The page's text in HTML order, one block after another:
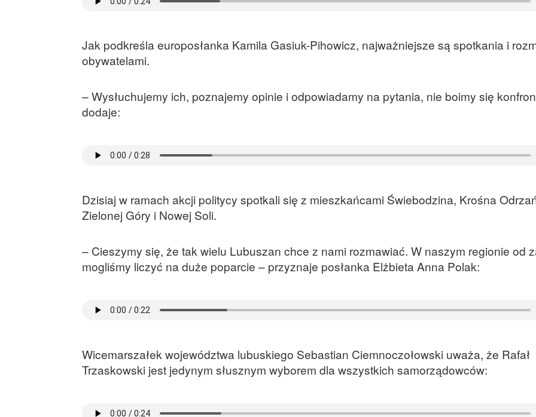
Jak podkreśla europosłanka Kamila Gasiuk-Pihowicz, najważniejsze są spotkania i
obywatelami.
– Wysłuchujemy ich, poznajemy opinie i odpowiadamy na pytania, nie boimy się
dodaje:
Dzisiaj w ramach akcji politycy spotkali się z mieszkańcami Świebodzina, Krośna
Zielonej Góry i Nowej Soli.
– Cieszymy się, że tak wielu Lubuszan chce z nami rozmawiać. W naszym regionie od
mogliśmy liczyć na duże poparcie – przyznaje posłanka Elżbieta Anna Polak:
Wicemarszałek województwa lubuskiego Sebastian Ciemnoczołowski uważa, że Rafał
Trzaskowski jest jedynym słusznym wyborem dla wszystkich samorządowców: